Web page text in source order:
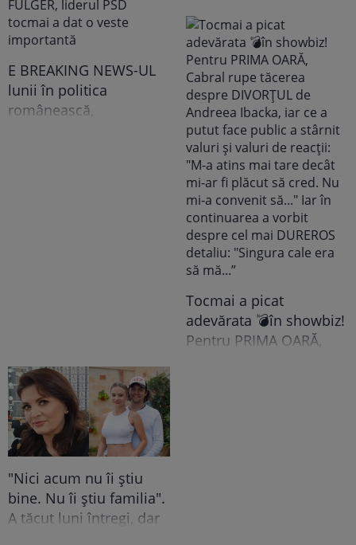
E BREAKING NEWS-UL
lunii în politica
românească,
noastră vedetă a
recunoscut TOT, dar
tooot: „Mă abțin să nu-i
scriu. Am făcut
scandal!” Ce s-a
întâmplat e...
Tocmai a picat
adevărata 💣în showbiz!
Pentru PRIMA OARĂ,
"Nici acum nu îi știu
bine. Nu îi știu familia".
A tăcut luni întregi, dar